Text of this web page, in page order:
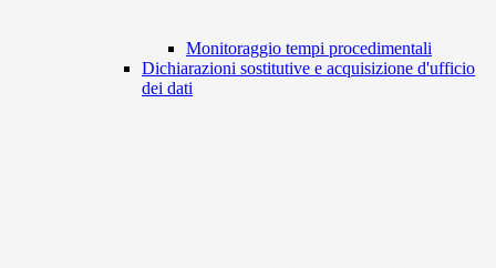
Monitoraggio tempi procedimentali
Dichiarazioni sostitutive e acquisizione d'ufficio
dei dati